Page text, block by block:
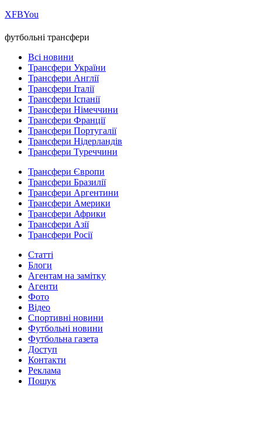
ХFBYou
футбольні трансфери
Всі новини
Трансфери України
Трансфери Англії
Трансфери Італії
Трансфери Іспанії
Трансфери Німеччини
Трансфери Франції
Трансфери Португалії
Трансфери Нідерландів
Трансфери Туреччини
Трансфери Європи
Трансфери Бразилії
Трансфери Аргентини
Трансфери Америки
Трансфери Африки
Трансфери Азії
Трансфери Росії
Статті
Блоги
Агентам на замітку
Агенти
Фото
Відео
Спортивні новини
Футбольні новини
Футбольна газета
Доступ
Контакти
Реклама
Пошук